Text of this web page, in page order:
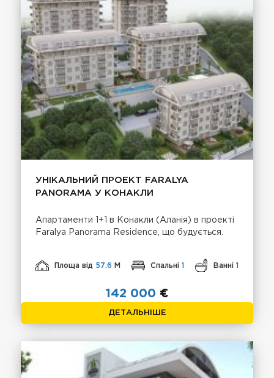
УНІКАЛЬНИЙ ПРОЕКТ FARALYA
PANORAMA У КОНАКЛИ
Апартаменти 1+1 в Конакли (Аланія) в проекті
Faralya Panorama Residence, що будується.
Площа від 57.6 М Спальні 1 Ванні 1
142 000 €
ДЕТАЛЬНІШЕ